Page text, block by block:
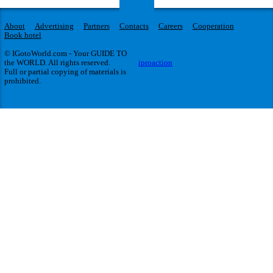
About Advertising Partners Contacts Careers
Cooperation
Book hotel
© IGotoWorld.com - Your GUIDE TO
the WORLD. All rights reserved.
Full or partial copying of materials is
prohibited.
iproaction